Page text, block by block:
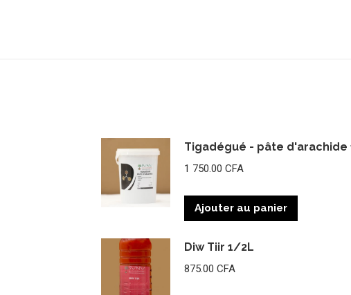
Tigadégué - pâte d'arachide
1 750.00 CFA
Ajouter au panier
Diw Tiir 1/2L
875.00 CFA